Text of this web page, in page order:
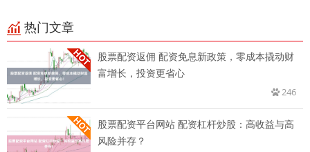
热门文章
股票配资返佣 配资免息新政策，零成本撬动财
富增长，投资更省心
246
股票配资平台网站 配资杠杆炒股：高收益与高
风险并存？